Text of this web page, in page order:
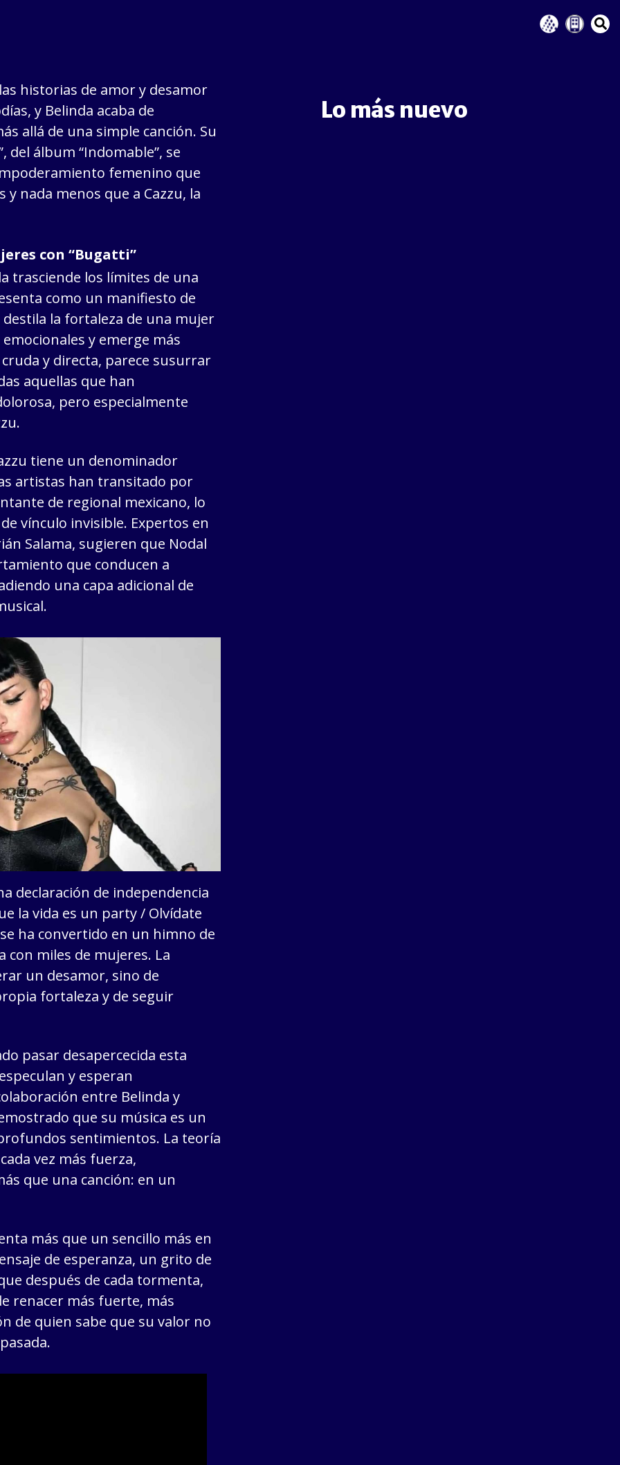
historias de amor y desamor
y Belinda acaba de
allá de una simple canción. Su
del álbum “Indomable”, se
femenino que
nada menos que a Cazzu, la
con “Bugatti”
trasciende los límites de una
como un manifiesto de
la fortaleza de una mujer
y emerge más
y directa, parece susurrar
aquellas que han
pero especialmente
tiene un denominador
artistas han transitado por
de regional mexicano, lo
vínculo invisible. Expertos en
Salama, sugieren que Nodal
que conducen a
una capa adicional de
declaración de independencia
la vida es un party / Olvídate
ha convertido en un himno de
miles de mujeres. La
un desamor, sino de
fortaleza y de seguir
pasar desapercecida esta
y esperan
entre Belinda y
que su música es un
sentimientos. La teoría
vez más fuerza,
que una canción: en un
más que un sencillo más en
de esperanza, un grito de
después de cada tormenta,
renacer más fuerte, más
de quien sabe que su valor no
Lo más nuevo